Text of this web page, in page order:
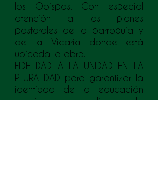
los Obispos. Con especial
atención a los planes
pastorales de la parroquia y
de la Vicaria donde está
ubicada la obra.
FIDELIDAD A LA UNIDAD EN LA
PLURALIDAD para garantizar la
identidad de la educación
salesiana en medio de la